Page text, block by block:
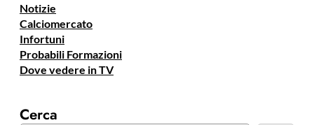
Notizie
Calciomercato
Infortuni
Probabili Formazioni
Dove vedere in TV
Cerca